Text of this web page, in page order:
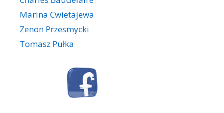
Marina Cwietajewa
Zenon Przesmycki
Tomasz Pułka